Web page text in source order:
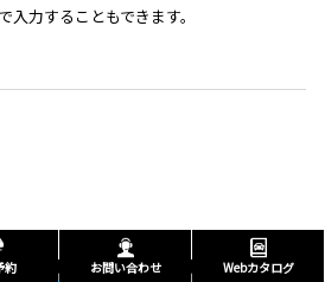
力することもできます。
約 お問い合わせ Webカタログ